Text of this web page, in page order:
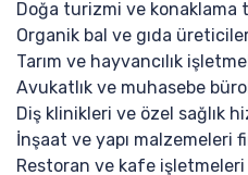
Doğa turizmi ve konaklama
Organik bal ve gıda
Tarım ve hayvancılık
Avukatlık ve muhasebe
Diş klinikleri ve özel sağlık
İnşaat ve yapı malzemeleri
Restoran ve kafe işletmeleri